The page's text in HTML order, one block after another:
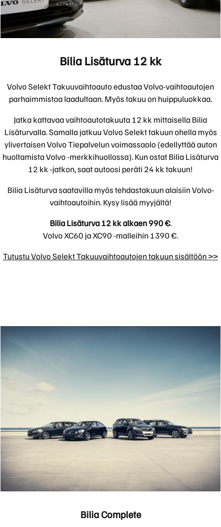
Bilia Lisäturva 12 kk
Volvo Selekt Takuuvaihtoauto edustaa Volvo-vaihtoautojen
parhaimmistoa laadultaan. Myös takuu on huippuluokkaa.
Jatka kattavaa vaihtoautotakuuta 12 kk mittaisella Bilia
Lisäturvalla. Samalla jatkuu Volvo Selekt takuun ohella myös
ylivertaisen Volvo Tiepalvelun voimassaolo (edellyttää auton
huoltamista Volvo -merkkihuollossa). Kun ostat Bilia Lisäturva
12 kk -jatkon, saat autoosi peräti 24 kk takuun!
Bilia Lisäturva saatavilla myös tehdastakuun alaisiin Volvo-
vaihtoautoihin. Kysy lisää myyjältä!
Bilia Lisäturva 12 kk alkaen 990 €.
Volvo XC60 ja XC90 -malleihin 1390 €.
Tutustu Volvo Selekt Takuuvaihtoautojen takuun sisältöön >>
Bilia Complete